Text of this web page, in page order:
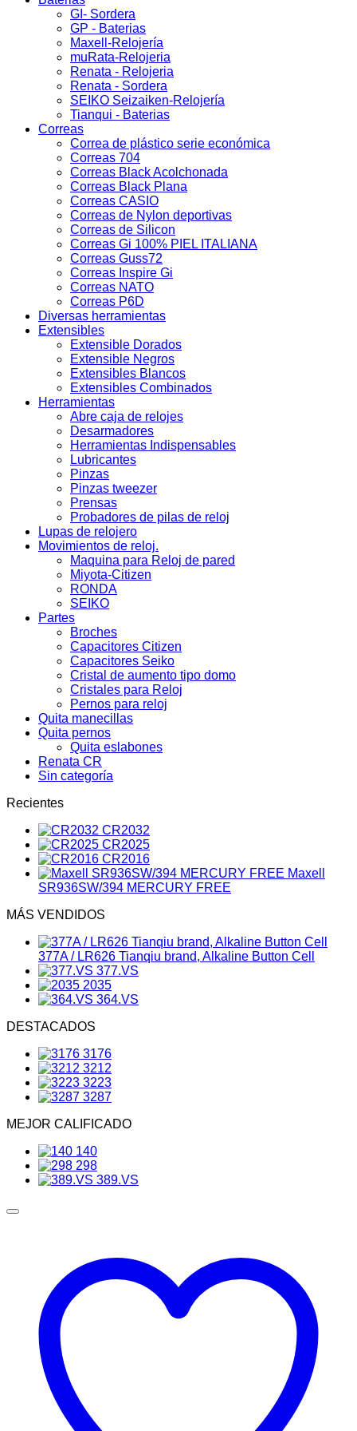
GI- Sordera
GP - Baterias
Maxell-Relojería
muRata-Relojeria
Renata - Relojeria
Renata - Sordera
SEIKO Seizaiken-Relojería
Tianqui - Baterias
Correas
Correa de plástico serie económica
Correas 704
Correas Black Acolchonada
Correas Black Plana
Correas CASIO
Correas de Nylon deportivas
Correas de Silicon
Correas Gi 100% PIEL ITALIANA
Correas Guss72
Correas Inspire Gi
Correas NATO
Correas P6D
Diversas herramientas
Extensibles
Extensible Dorados
Extensible Negros
Extensibles Blancos
Extensibles Combinados
Herramientas
Abre caja de relojes
Desarmadores
Herramientas Indispensables
Lubricantes
Pinzas
Pinzas tweezer
Prensas
Probadores de pilas de reloj
Lupas de relojero
Movimientos de reloj.
Maquina para Reloj de pared
Miyota-Citizen
RONDA
SEIKO
Partes
Broches
Capacitores Citizen
Capacitores Seiko
Cristal de aumento tipo domo
Cristales para Reloj
Pernos para reloj
Quita manecillas
Quita pernos
Quita eslabones
Renata CR
Sin categoría
Recientes
CR2032
CR2025
CR2016
Maxell
SR936SW/394 MERCURY FREE
MÁS VENDIDOS
377A / LR626 Tianqiu brand, Alkaline Button Cell
377.VS
2035
364.VS
DESTACADOS
3176
3212
3223
3287
MEJOR CALIFICADO
140
298
389.VS